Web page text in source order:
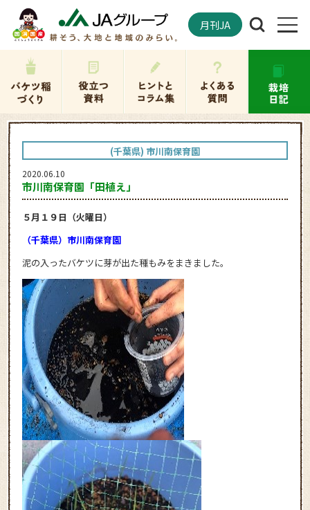
月刊JA
(千葉県) 市川南保育園
2020.06.10
市川南保育園「田植え」
５月１９日（火曜日）
（千葉県）市川南保育園
泥の入ったバケツに芽が出た種もみをまきました。